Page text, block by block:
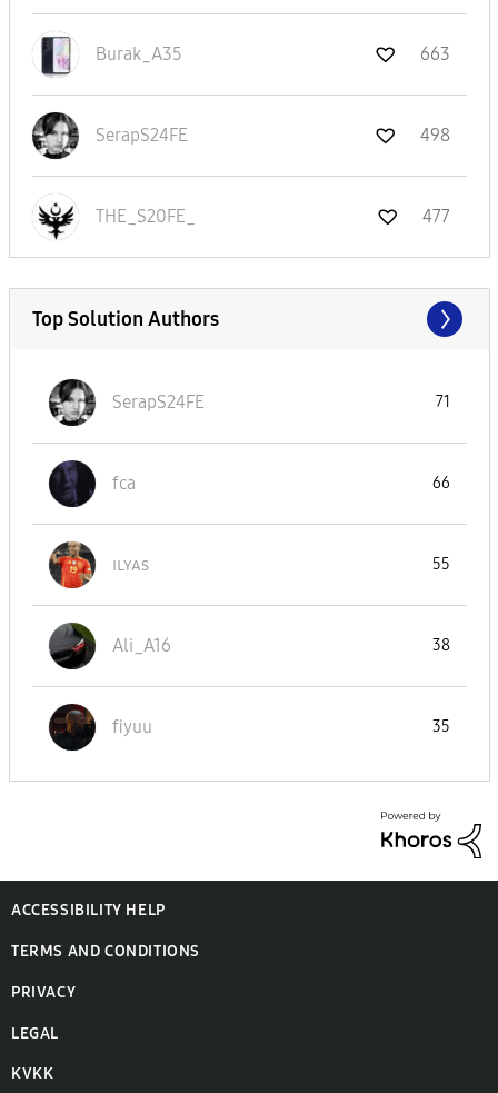
Burak_A35 663
SerapS24FE 498
THE_S20FE_ 477
Top Solution Authors
SerapS24FE 71
fca 66
ɪʟʏᴀs 55
Ali_A16 38
fiyuu 35
ACCESSIBILITY HELP
TERMS AND CONDITIONS
PRIVACY
LEGAL
KVKK